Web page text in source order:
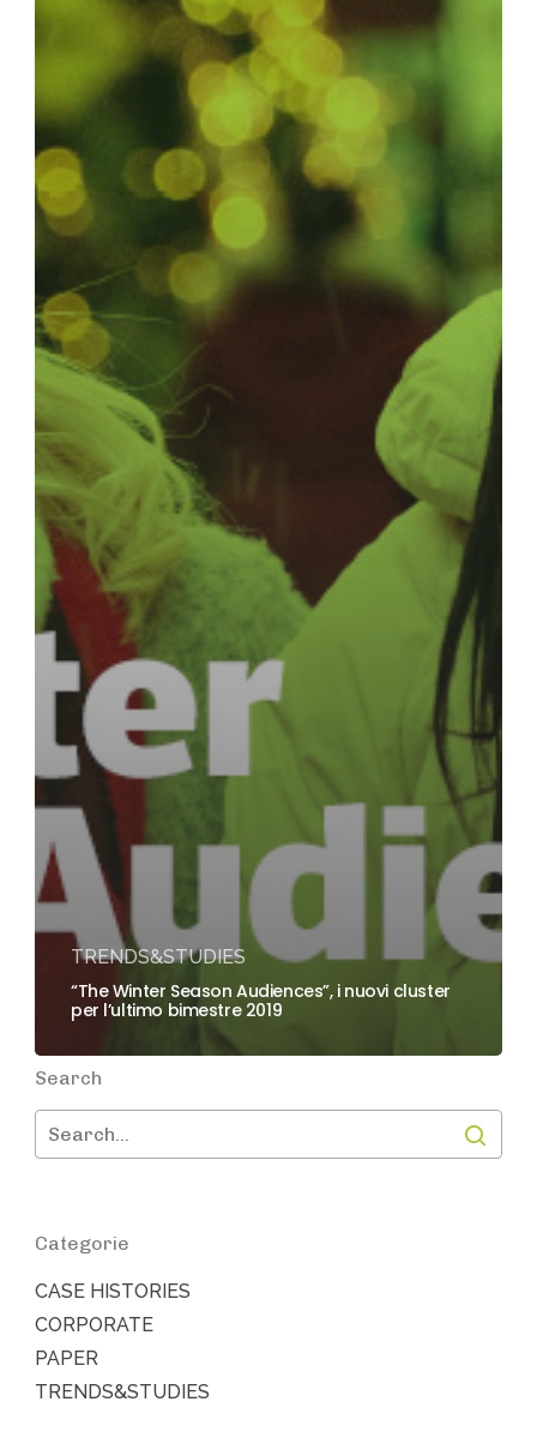
TRENDS&STUDIES
“The Winter Season Audiences”, i nuovi cluster
per l’ultimo bimestre 2019
Search
Categorie
CASE HISTORIES
CORPORATE
PAPER
TRENDS&STUDIES